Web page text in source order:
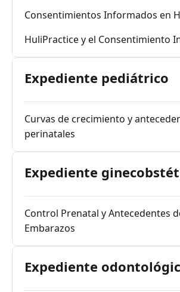
Consentimientos Informados en
HuliPractice y el Consentimiento
Expediente pediátrico
Curvas de crecimiento y
perinatales
Expediente
Control Prenatal y Antecedentes
Embarazos
Expediente